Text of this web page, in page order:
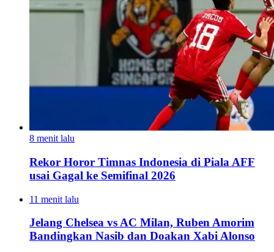
8 menit lalu
Rekor Horor Timnas Indonesia di Piala AFF
usai Gagal ke Semifinal 2026
11 menit lalu
Jelang Chelsea vs AC Milan, Ruben Amorim
Bandingkan Nasib dan Doakan Xabi Alonso